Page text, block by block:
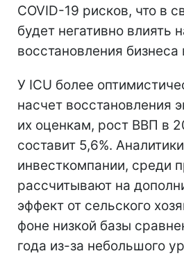
COVID-19 рисков, что в
будет негативно влиять
восстановления бизнеса
У ICU более
насчет восстановления
их оценкам, рост ВВП в
составит 5,6%. Аналитики
инвесткомпании, среди
рассчитывают на
эффект от сельского
фоне низкой базы
года из-за небольшого